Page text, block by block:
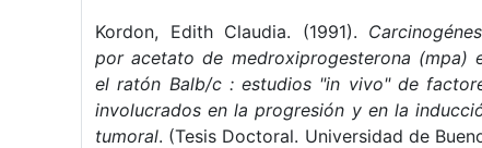
Kordon, Edith Claudia. (1991).
por acetato de medroxiprogesterona (mpa)
el ratón Balb/c : estudios "in vivo" de
involucrados en la progresión y en la
tumoral. (Tesis Doctoral. Universidad de